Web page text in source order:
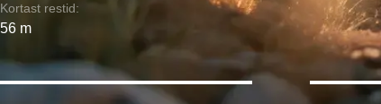
Kortast restid:
56 m